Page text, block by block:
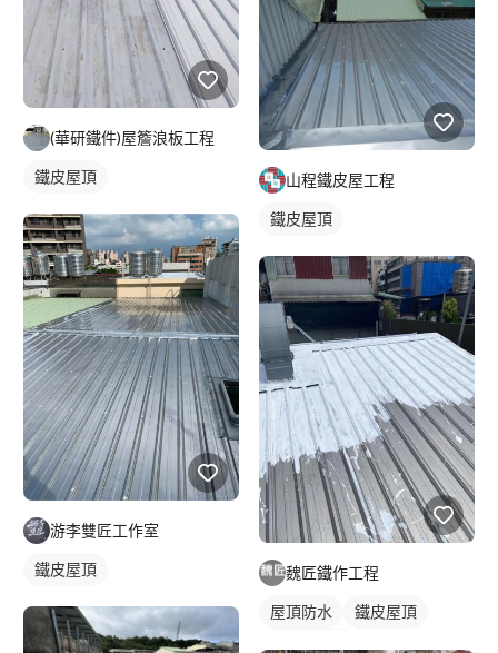
(華研鐵件)屋簷浪板工程
鐵皮屋頂
游李雙匠工作室
鐵皮屋頂
山程鐵皮屋工程
鐵皮屋頂
魏匠鐵作工程
屋頂防水
鐵皮屋頂